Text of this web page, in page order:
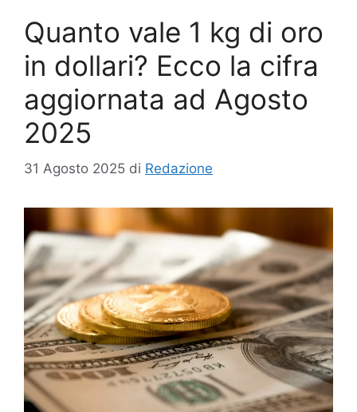
Quanto vale 1 kg di oro
in dollari? Ecco la cifra
aggiornata ad Agosto
2025
31 Agosto 2025 di Redazione